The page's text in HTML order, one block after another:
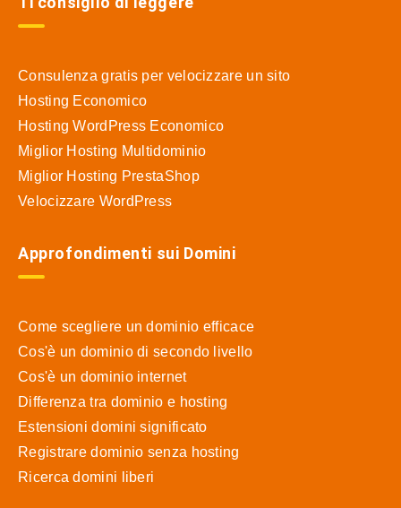
Consulenza gratis per velocizzare un sito
Hosting Economico
Hosting WordPress Economico
Miglior Hosting Multidominio
Miglior Hosting PrestaShop
Velocizzare WordPress
Approfondimenti sui Domini
Come scegliere un dominio efficace
Cos'è un dominio di secondo livello
Cos'è un dominio internet
Differenza tra dominio e hosting
Estensioni domini significato
Registrare dominio senza hosting
Ricerca domini liberi